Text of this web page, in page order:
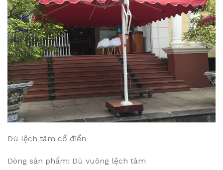
Dù lệch tâm cổ điển
Dòng sản phẩm: Dù vuông lệch tâm